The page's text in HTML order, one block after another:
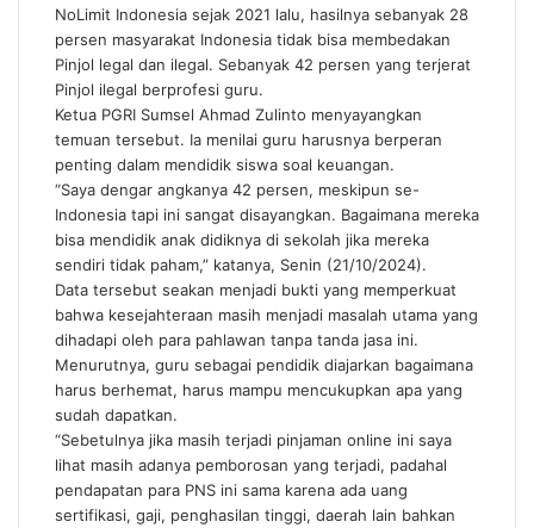
NoLimit Indonesia sejak 2021 lalu, hasilnya sebanyak 28
persen masyarakat Indonesia tidak bisa membedakan
Pinjol legal dan ilegal. Sebanyak 42 persen yang terjerat
Pinjol ilegal berprofesi guru.
Ketua PGRI Sumsel Ahmad Zulinto menyayangkan
temuan tersebut. Ia menilai guru harusnya berperan
penting dalam mendidik siswa soal keuangan.
“Saya dengar angkanya 42 persen, meskipun se-
Indonesia tapi ini sangat disayangkan. Bagaimana mereka
bisa mendidik anak didiknya di sekolah jika mereka
sendiri tidak paham,” katanya, Senin (21/10/2024).
Data tersebut seakan menjadi bukti yang memperkuat
bahwa kesejahteraan masih menjadi masalah utama yang
dihadapi oleh para pahlawan tanpa tanda jasa ini.
Menurutnya, guru sebagai pendidik diajarkan bagaimana
harus berhemat, harus mampu mencukupkan apa yang
sudah dapatkan.
“Sebetulnya jika masih terjadi pinjaman online ini saya
lihat masih adanya pemborosan yang terjadi, padahal
pendapatan para PNS ini sama karena ada uang
sertifikasi, gaji, penghasilan tinggi, daerah lain bahkan